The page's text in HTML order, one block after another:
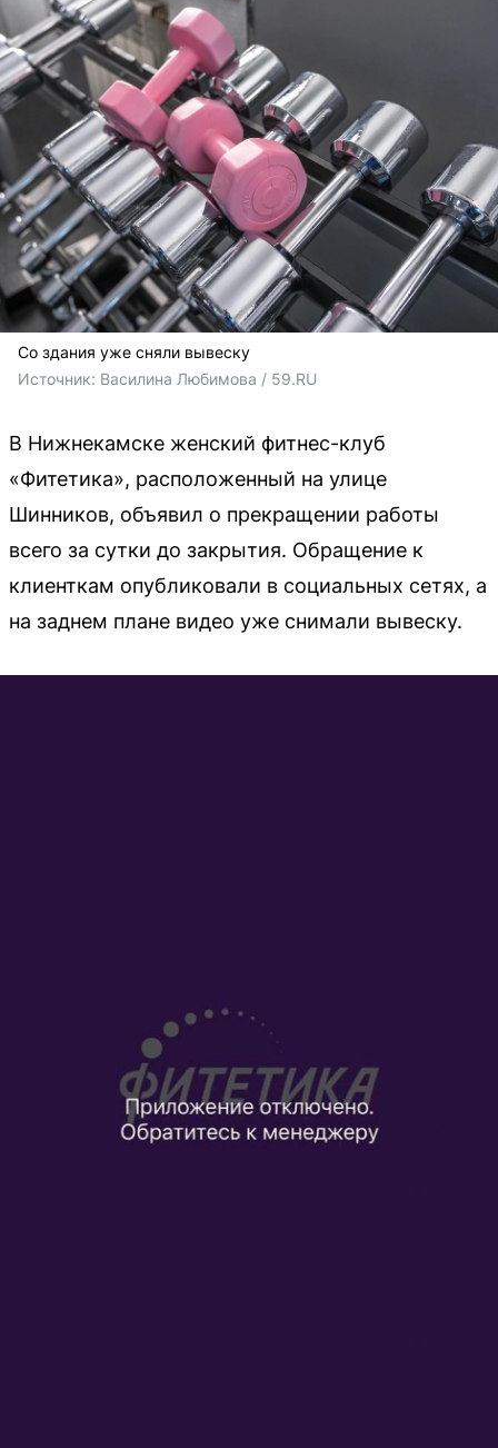
Со здания уже сняли вывеску
Источник: Василина Любимова / 59.RU
В Нижнекамске женский фитнес-клуб
«Фитетика», расположенный на улице
Шинников, объявил о прекращении работы
всего за сутки до закрытия. Обращение к
клиенткам опубликовали в социальных сетях, а
на заднем плане видео уже снимали вывеску.